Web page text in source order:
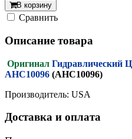
В корзину
Cравнить
Описание товара
Оригинал Гидравлический
AHC10096 (AHC10096)
Производитель: USA
Доставка и оплата